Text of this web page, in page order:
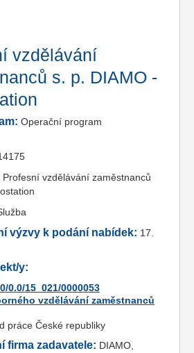
vzdělávání
s. p. DIAMO -
Operační program
Profesní vzdělávání zaměstnanců
výzvy k podání nabídek: 17.
y:
0.0/15_021/0000053
vzdělávání zaměstnanců
práce České republiky
firma zadavatele: DIAMO,